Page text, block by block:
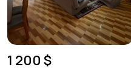
1 200 $